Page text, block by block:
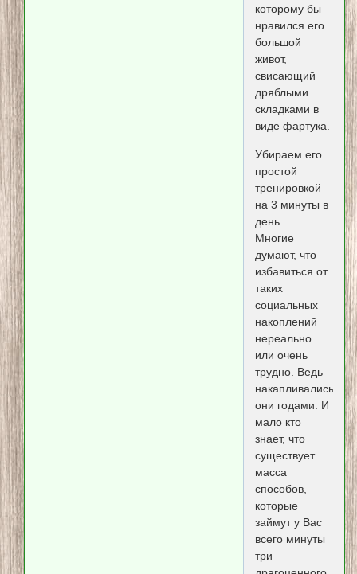
которому бы
нравился его
большой
живот,
свисающий
дряблыми
складками в
виде фартука.
Убираем его
простой
тренировкой
на 3 минуты в
день.
Многие
думают, что
избавиться от
таких
социальных
накоплений
нереально
или очень
трудно. Ведь
накапливались
они годами. И
мало кто
знает, что
существует
масса
способов,
которые
займут у Вас
всего минуты
три